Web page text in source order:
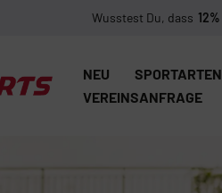
Wusstest Du, dass 12%
NEU SPORTARTEN
VEREINSANFRAGE